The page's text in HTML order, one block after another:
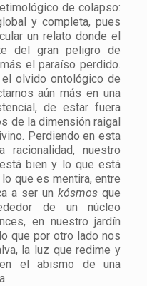
de colapso:
y completa, pues
un relato donde el
del gran peligro de
el paraíso perdido.
olvido ontológico de
aún más en una
de estar fuera
de la dimensión raigal
Perdiendo en esta
racionalidad, nuestro
bien y lo que está
que es mentira, entre
a ser unkósmos que
de un núcleo
en nuestro jardín
que por otro lado nos
la luz que redime y
el abismo de una